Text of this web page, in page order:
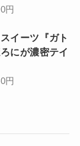
円
イーツ『ガト
にが濃密テイ
円